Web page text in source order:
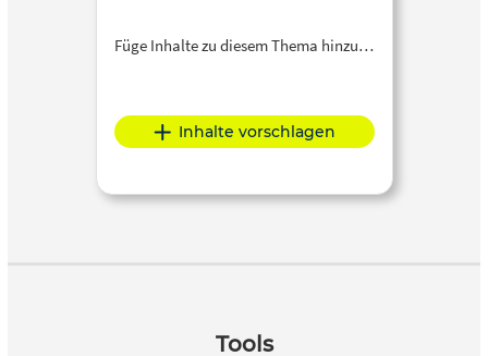
Füge Inhalte zu diesem Thema hinzu…
Inhalte vorschlagen
Tools